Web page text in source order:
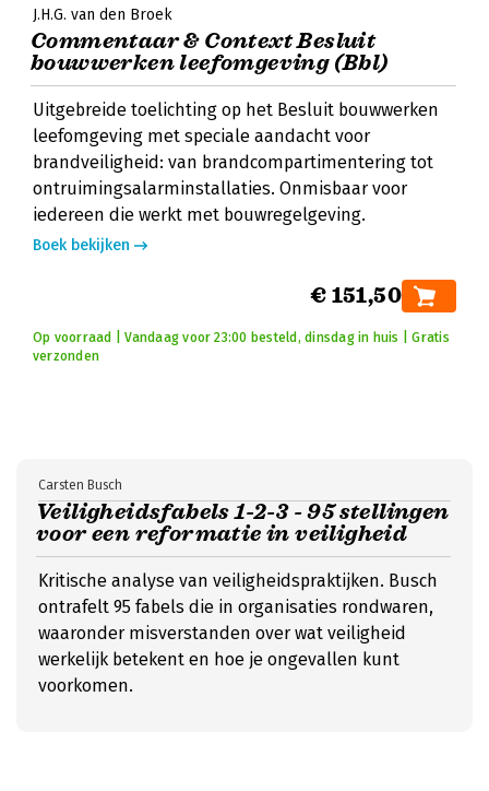
J.H.G. van den Broek
Commentaar & Context Besluit
bouwwerken leefomgeving (Bbl)
Uitgebreide toelichting op het Besluit bouwwerken
leefomgeving met speciale aandacht voor
brandveiligheid: van brandcompartimentering tot
ontruimingsalarminstallaties. Onmisbaar voor
iedereen die werkt met bouwregelgeving.
Boek bekijken
€ 151,50
Op voorraad | Vandaag voor 23:00 besteld, dinsdag in huis | Gratis
verzonden
Veiligheidsfabels 1-2-3 - 95 stellingen
voor een reformatie in veiligheid
Carsten Busch
Kritische analyse van veiligheidspraktijken. Busch
ontrafelt 95 fabels die in organisaties rondwaren,
waaronder misverstanden over wat veiligheid
werkelijk betekent en hoe je ongevallen kunt
voorkomen.